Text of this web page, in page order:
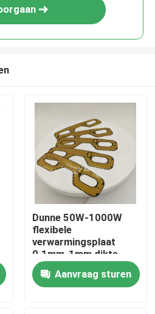
Dunne 50W-1000W
flexibele
verwarmingsplaat
0.1mm-1mm dikte
Aanvraag sturen